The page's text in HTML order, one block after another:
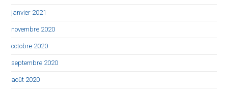
janvier 2021
novembre 2020
octobre 2020
septembre 2020
août 2020